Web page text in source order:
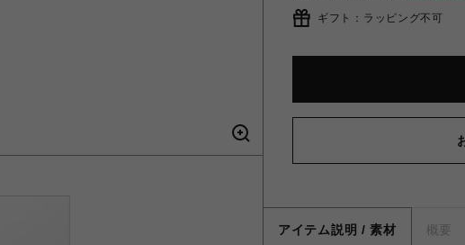
ギフト：ラッピング不可
アイテム説明 / 素材 概要